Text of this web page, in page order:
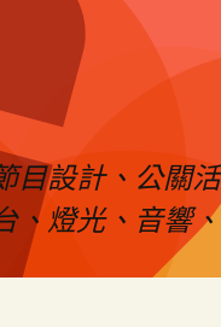
設計、公關
、燈光、音響